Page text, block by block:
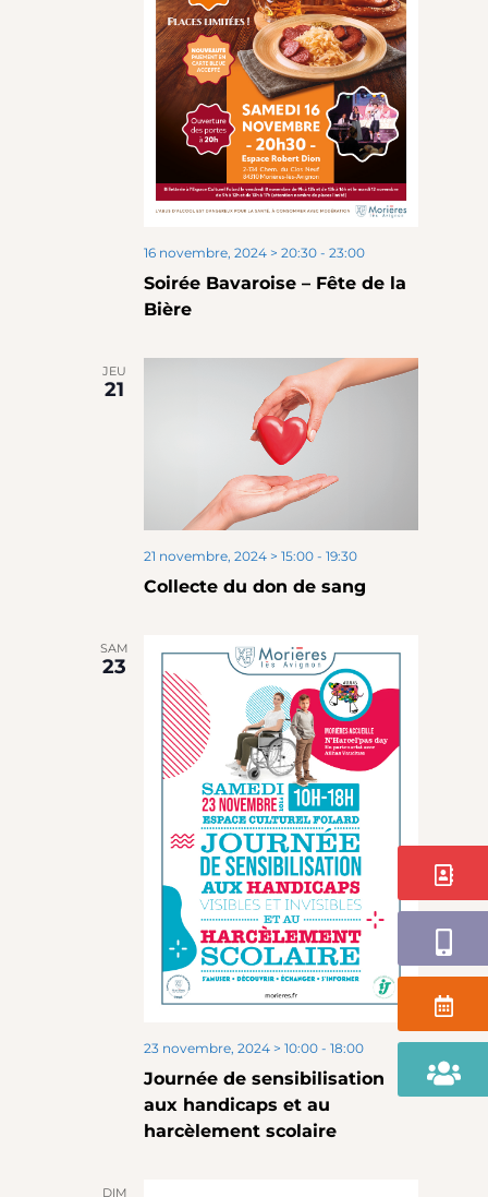
Soirée Bavaroise – Fête de la
Bière
16 novembre, 2024 > 20:30 -23:00
JEU
21
Collecte du don de sang
21 novembre, 2024 > 15:00 -19:30
SAM
23
Journée de sensibilisation
aux handicaps et au
harcèlement scolaire
23 novembre, 2024 > 10:00 -18:00
DIM
Contact
Application
Agenda
Portail
Famille